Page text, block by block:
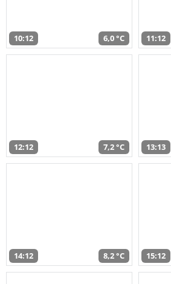
10:12 6,0 °C 11:12
12:12 7,2 °C 13:13
14:12 8,2 °C 15:12